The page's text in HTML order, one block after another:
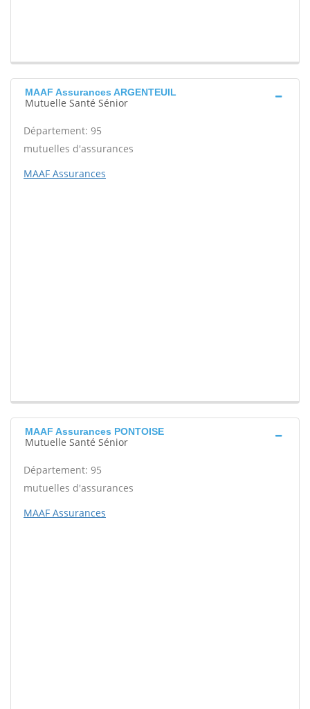
MAAF Assurances ARGENTEUIL
Mutuelle Santé Sénior
Département: 95
mutuelles d'assurances
MAAF Assurances
MAAF Assurances PONTOISE
Mutuelle Santé Sénior
Département: 95
mutuelles d'assurances
MAAF Assurances